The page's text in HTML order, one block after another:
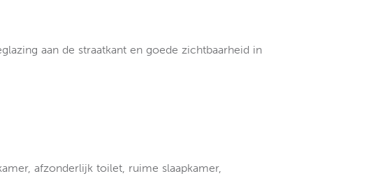
aan de straatkant en goede zichtbaarheid in
afzonderlijk toilet, ruime slaapkamer,